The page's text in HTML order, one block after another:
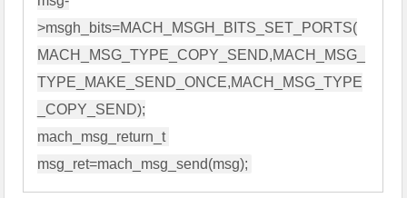
>msgh_bits=MACH_MSGH_BITS_SET_PORTS(
MACH_MSG_TYPE_COPY_SEND,MACH_MSG_
TYPE_MAKE_SEND_ONCE,MACH_MSG_TYPE
_COPY_SEND);
mach_msg_return_t